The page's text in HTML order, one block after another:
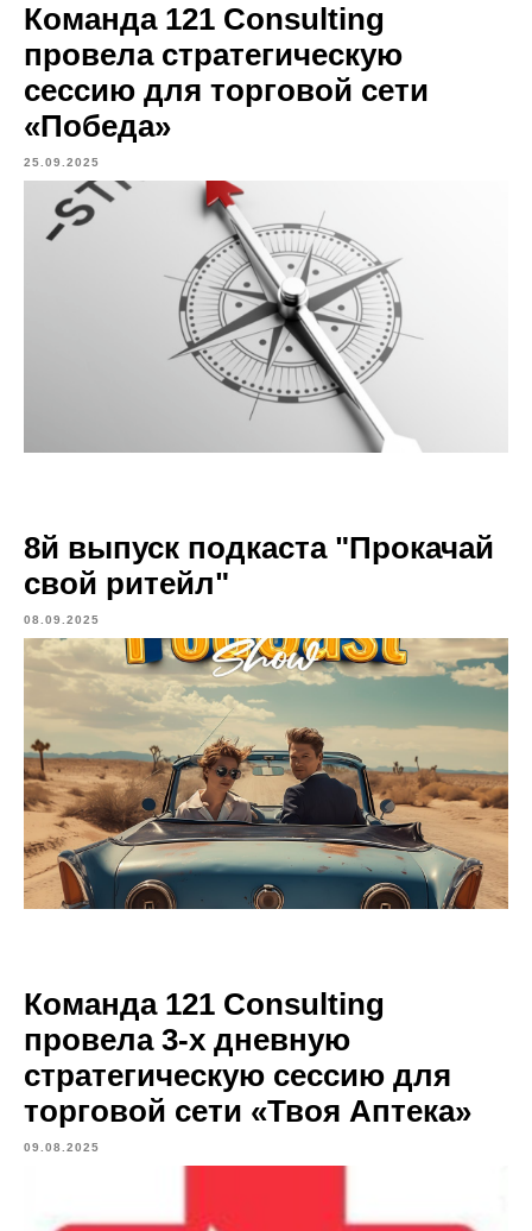
Команда 121 Consulting
провела стратегическую
сессию для торговой сети
«Победа»
25.09.2025
8й выпуск подкаста "Прокачай
свой ритейл"
08.09.2025
Команда 121 Consulting
провела 3-х дневную
стратегическую сессию для
торговой сети «Твоя Аптека»
09.08.2025